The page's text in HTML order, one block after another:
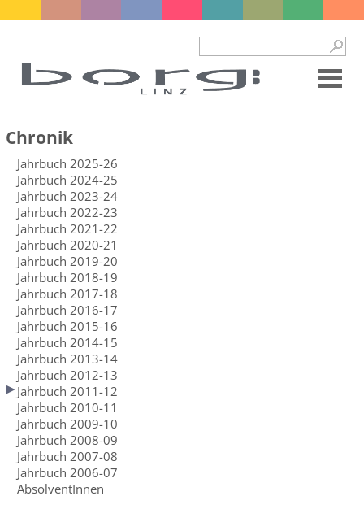
Chronik
Jahrbuch 2025-26
Jahrbuch 2024-25
Jahrbuch 2023-24
Jahrbuch 2022-23
Jahrbuch 2021-22
Jahrbuch 2020-21
Jahrbuch 2019-20
Jahrbuch 2018-19
Jahrbuch 2017-18
Jahrbuch 2016-17
Jahrbuch 2015-16
Jahrbuch 2014-15
Jahrbuch 2013-14
Jahrbuch 2012-13
Jahrbuch 2011-12
Jahrbuch 2010-11
Jahrbuch 2009-10
Jahrbuch 2008-09
Jahrbuch 2007-08
Jahrbuch 2006-07
AbsolventInnen